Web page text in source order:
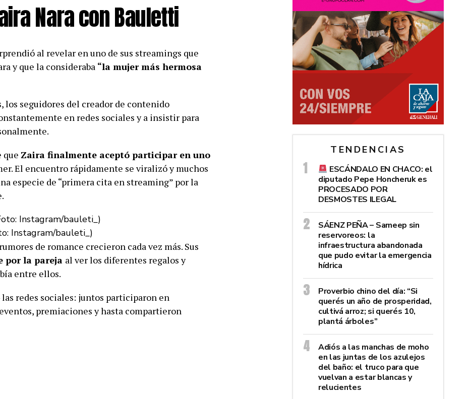
Nara con Bauletti
al revelar en uno de sus streamings que
y que la consideraba “la mujer más hermosa
los seguidores del creador de contenido
en redes sociales y a insistir para
que Zaira finalmente aceptó participar en uno
El encuentro rápidamente se viralizó y muchos
especie de “primera cita en streaming” por la
Instagram/bauleti_)
de romance crecieron cada vez más. Sus
por la pareja al ver los diferentes regalos y
entre ellos.
redes sociales: juntos participaron en
premiaciones y hasta compartieron
TENDENCIAS
ESCÁNDALO EN CHACO: el
diputado Pepe Honcheruk es
PROCESADO POR
DESMOSTES ILEGAL
SÁENZ PEÑA – Sameep sin
reservoreos: la
infraestructura abandonada
que pudo evitar la emergencia
hídrica
Proverbio chino del día: “Si
querés un año de prosperidad,
cultivá arroz; si querés 10,
plantá árboles”
Adiós a las manchas de moho
en las juntas de los azulejos
del baño: el truco para que
vuelvan a estar blancas y
relucientes